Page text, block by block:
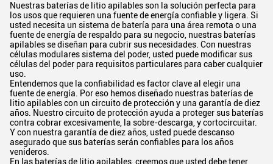
Nuestras baterías de litio apilables son la solución perfecta para
los usos que requieren una fuente de energía confiable y ligera. Si
usted necesita un sistema de batería para una área remota o una
fuente de energía de respaldo para su negocio, nuestras baterías
apilables se diseñan para cubrir sus necesidades. Con nuestras
células modulares sistema del poder, usted puede modificar sus
células del poder para requisitos particulares para caber cualquier
uso.
Entendemos que la confiabilidad es factor clave al elegir una
fuente de energía. Por eso hemos diseñado nuestras baterías de
litio apilables con un circuito de protección y una garantía de diez
años. Nuestro circuito de protección ayuda a proteger sus baterías
contra cobrar excesivamente, la sobre-descarga, y cortocircuitar.
Y con nuestra garantía de diez años, usted puede descanso
asegurado que sus baterías serán confiables para los años
venideros.
En las baterías de litio apilables, creemos que usted debe tener